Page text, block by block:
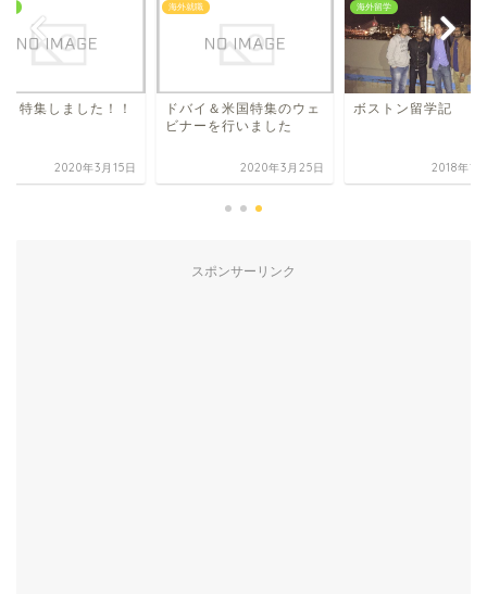
イ特集しました！！
2020年3月15日
海外就職
ドバイ＆米国特集のウェ
ビナーを行いました
2020年3月25日
海外留学
ボストン留学記
2018年1
スポンサーリンク